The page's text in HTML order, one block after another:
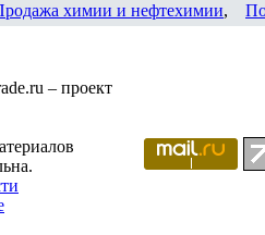
химии и нефтехимии,
– проект